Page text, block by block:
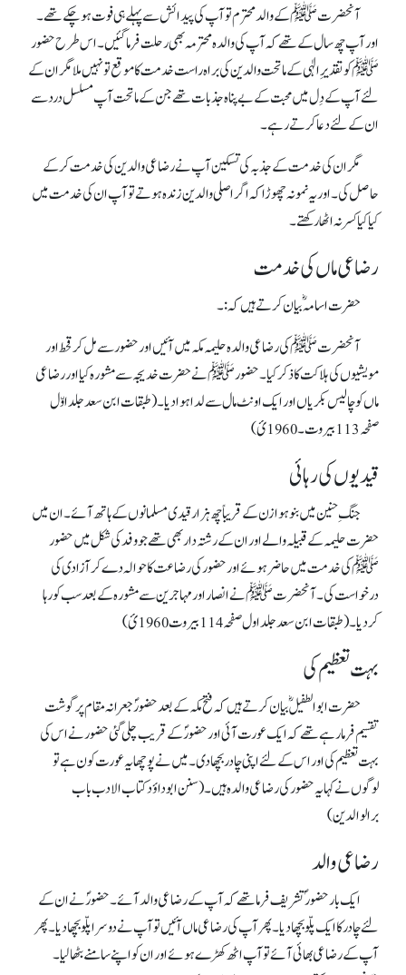
آنحضرت ﷺ کے والد محترم تو آپ کی پیدائش سے پہلے ہی فوت ہوچکے تھے۔
اور آپ چھ سال کے تھے کہ آپ کی والدہ محترمہ بھی رحلت فرماگئیں ۔ اس طرح حضور
ﷺ کو تقدیرِ الٰہی کے ماتحت والدین کی براہ راست خدمت کا موقع تو نہیں ملا مگر ان کے
لئے آپ کے دِل میں محبت کے بے پناہ جذبات تھے جن کے ماتحت آپ مسلسل درد سے
ان کے لئے دعا کرتے رہے۔
مگر ان کی خدمت کے جذبہ کی تسکین آپ نے رضاعی والدین کی خدمت کرکے
حاصل کی۔ اور یہ نمونہ چھوڑا کہ اگر اصلی والدین زندہ ہوتے تو آپ ان کی خدمت میں
کیا کیا کسر نہ اٹھا رکھتے۔
رضاعی ماں کی خدمت
حضرت اسامہؓ بیان کرتے ہیں کہ:۔
آنحضرت ﷺ کی رضاعی والدہ حلیمہ مکہ میں آئیں او رحضور سے مل کر قحط اور
مویشیوں کی ہلاکت کاذکر کیا۔ حضور ﷺ نے حضرت خدیجہ سے مشورہ کیا اور رضاعی
ماں کو چالیس بکریاں اور ایک اونٹ مال سے لدا ہوا دیا۔ (طبقات ابن سعد جلداوّل
صفحہ113بیروت۔1960ئ)
قیدیوں کی رہائی
جنگِ حنین میں بنو ہوازن کے قریباً چھ ہزار قیدی مسلمانوں کے ہاتھ آئے۔ ان میں
حضرت حلیمہ کے قبیلہ والے اور ان کے رشتہ دار بھی تھے جو وفد کی شکل میں حضور
ﷺ کی خدمت میں حاضر ہوئے اور حضور کی رضاعت کا حوالہ دے کر آزادی کی
درخواست کی ۔ آنحضرت ﷺ نے انصار اور مہاجرین سے مشورہ کے بعد سب کو رہا
کردیا۔ (طبقات ابن سعد جلداول صفحہ114بیروت1960ئ)
بہت تعظیم کی
حضرت ابوالطفیلؓ بیان کرتے ہیں کہ فتح مکہ کے بعد حضورؐ جعرانہ مقام پر گوشت
تقسیم فرما رہے تھے کہ ایک عورت آئی اور حضورؐ کے قریب چلی گئی حضور نے اس کی
بہت تعظیم کی اور اس کے لئے اپنی چادر بچھادی۔ میں نے پوچھا یہ عورت کون ہے تو
لوگوں نے کہا یہ حضور کی رضاعی والدہ ہیں ۔ (سنن ابوداؤد کتاب الادب باب
برالوالدین)
رضاعی والد
ایک بار حضور ؐ تشریف فرما تھے کہ آپ کے رضاعی والد آئے۔ حضورؐ نے ان کے
لئے چادر کا ایک پلّو بچھا دیا۔ پھرآپ کی رضاعی ماں آئیں تو آپ نے دوسرا پلّو بچھا دیا۔ پھر
آپ کے رضاعی بھائی آئے تو آپ اٹھ کھڑے ہوئے اور ان کو اپنے سامنے بٹھالیا۔